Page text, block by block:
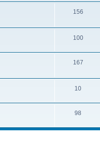
156
100
167
10
98